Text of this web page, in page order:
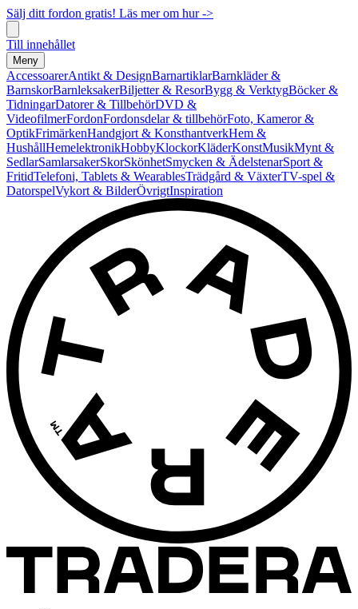
Sälj ditt fordon gratis! Läs mer om hur ->
Till innehållet
Meny
AccessoarerAntikt & DesignBarnartiklarBarnkläder &
BarnskorBarnleksakerBiljetter & ResorBygg & VerktygBöcker &
TidningarDatorer & TillbehörDVD &
VideofilmerFordonFordonsdelar & tillbehörFoto, Kameror &
OptikFrimärkenHandgjort & KonsthantverkHem &
HushållHemelektronikHobbyKlockorKläderKonstMusikMynt &
SedlarSamlarsakerSkorSkönhetSmycken & ÄdelstenarSport &
FritidTelefoni, Tablets & WearablesTrädgård & VäxterTV-spel &
DatorspelVykort & BilderÖvrigtInspiration